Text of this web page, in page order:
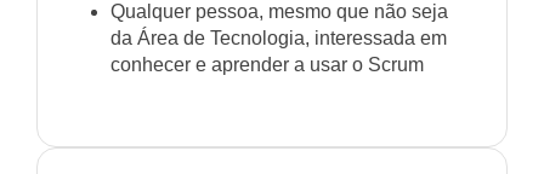
Qualquer pessoa, mesmo que não seja
da Área de Tecnologia, interessada em
conhecer e aprender a usar o Scrum